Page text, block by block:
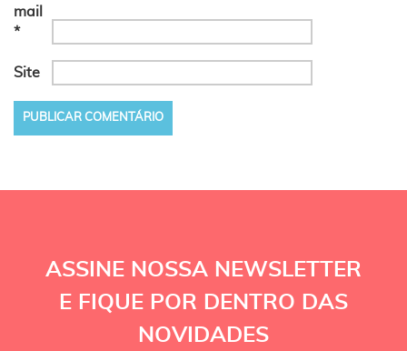
mail
*
Site
ASSINE NOSSA NEWSLETTER
E FIQUE POR DENTRO DAS
NOVIDADES